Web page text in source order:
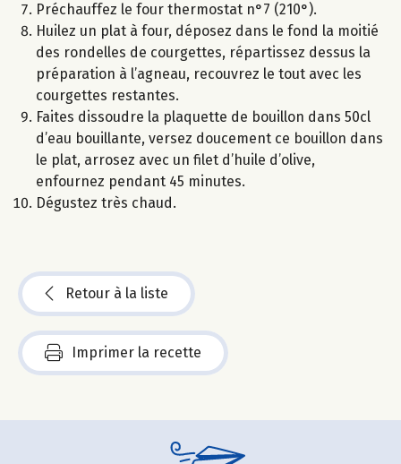
Préchauffez le four thermostat n°7 (210°).
Huilez un plat à four, déposez dans le fond la moitié
des rondelles de courgettes, répartissez dessus la
préparation à l’agneau, recouvrez le tout avec les
courgettes restantes.
Faites dissoudre la plaquette de bouillon dans 50cl
d’eau bouillante, versez doucement ce bouillon dans
le plat, arrosez avec un filet d’huile d’olive,
enfournez pendant 45 minutes.
Dégustez très chaud.
Retour à la liste
Imprimer la recette